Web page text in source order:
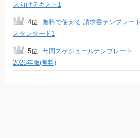
ス向けテキスト1
4位
無料で使える 請求書テンプレート|
スタンダード1
5位
年間スケジュールテンプレート
2026年版(無料)